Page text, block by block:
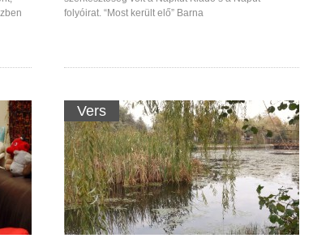
folyóirat. “Most került elő” Barna
Vers
szépprózák)